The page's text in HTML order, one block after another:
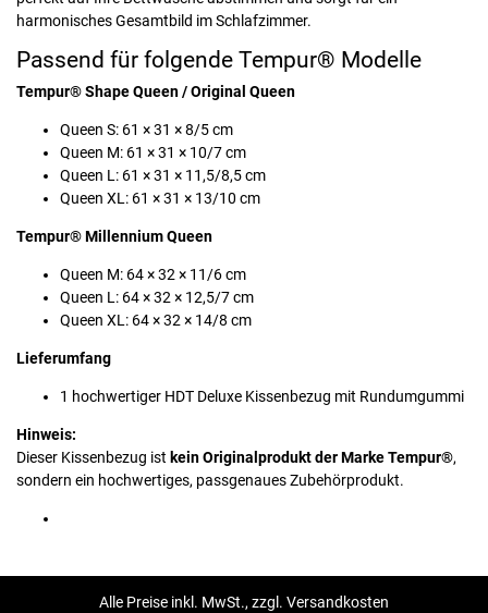
harmonisches Gesamtbild im Schlafzimmer.
Passend für folgende Tempur® Modelle
Tempur® Shape Queen / Original Queen
Queen S: 61 × 31 × 8/5 cm
Queen M: 61 × 31 × 10/7 cm
Queen L: 61 × 31 × 11,5/8,5 cm
Queen XL: 61 × 31 × 13/10 cm
Tempur® Millennium Queen
Queen M: 64 × 32 × 11/6 cm
Queen L: 64 × 32 × 12,5/7 cm
Queen XL: 64 × 32 × 14/8 cm
Lieferumfang
1 hochwertiger HDT Deluxe Kissenbezug mit Rundumgummi
Hinweis:
Dieser Kissenbezug ist kein Originalprodukt der Marke Tempur®,
sondern ein hochwertiges, passgenaues Zubehörprodukt.
Alle Preise inkl. MwSt., zzgl. Versandkosten